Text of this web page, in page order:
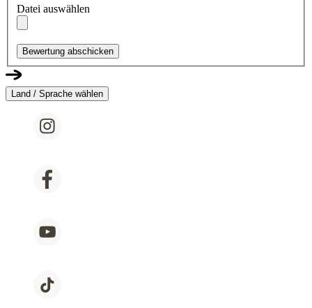
Datei auswählen
Bewertung abschicken
Land / Sprache wählen